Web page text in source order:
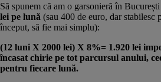
Să spunem că am o garsonieră în
lei pe lună (sau 400 de euro, dar stabilesc
început, să fie mai simplu):
(12 luni X 2000 lei) X 8%= 1.920 lei
încasat chirie pe tot parcursul anului,
pentru fiecare lună.